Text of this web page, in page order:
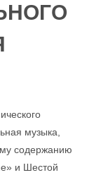
музыка,
содержанию
и Шестой